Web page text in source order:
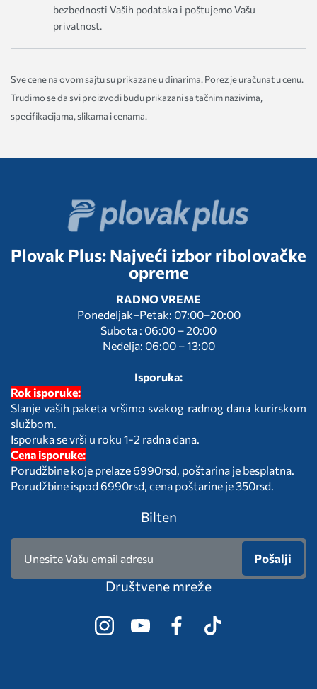
bezbednosti Vaših podataka i poštujemo Vašu
privatnost.
Sve cene na ovom sajtu su prikazane u dinarima. Porez je uračunat u cenu.
Trudimo se da svi proizvodi budu prikazani sa tačnim nazivima,
specifikacijama, slikama i cenama.
Plovak Plus: Najveći izbor ribolovačke
opreme
RADNO VREME
Ponedeljak–Petak: 07:00–20:00
Subota : 06:00 – 20:00
Nedelja: 06:00 – 13:00
Isporuka:
Rok isporuke:
Slanje vaših paketa vršimo svakog radnog dana kurirskom
službom.
Isporuka se vrši u roku 1-2 radna dana.
Cena isporuke:
Porudžbine koje prelaze 6990rsd, poštarina je besplatna.
Porudžbine ispod 6990rsd, cena poštarine je 350rsd.
Bilten
Pošalji
Društvene mreže